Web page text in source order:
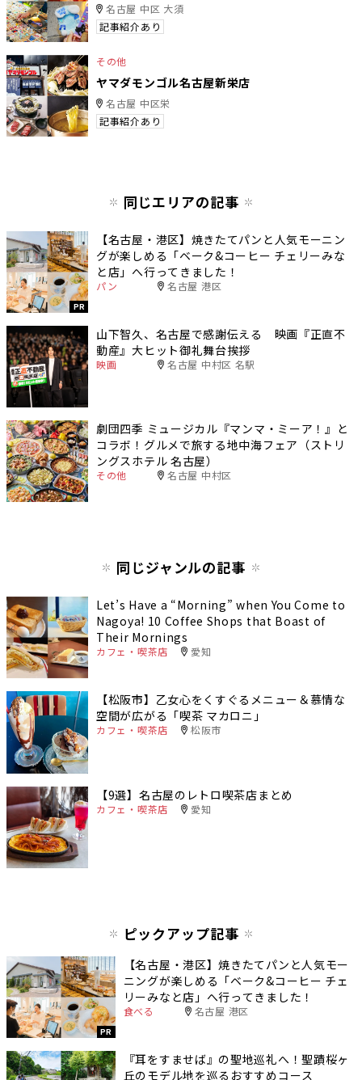
名古屋 中区 大須
記事紹介あり
その他
ヤマダモンゴル名古屋新栄店
名古屋 中区栄
記事紹介あり
同じエリアの記事
PR
【名古屋・港区】焼きたてパンと人気モーニン
グが楽しめる「ベーク&コーヒー チェリーみな
と店」へ行ってきました！
パン 名古屋 港区
山下智久、名古屋で感謝伝える 映画『正直不
動産』大ヒット御礼舞台挨拶
映画 名古屋 中村区 名駅
劇団四季 ミュージカル『マンマ・ミーア！』と
コラボ！グルメで旅する地中海フェア（ストリ
ングスホテル 名古屋）
その他 名古屋 中村区
同じジャンルの記事
Let’s Have a “Morning” when You Come to
Nagoya! 10 Coffee Shops that Boast of
Their Mornings
カフェ・喫茶店 愛知
【松阪市】乙女心をくすぐるメニュー＆慕情な
空間が広がる「喫茶 マカロニ」
カフェ・喫茶店 松阪市
【9選】名古屋のレトロ喫茶店まとめ
カフェ・喫茶店 愛知
ピックアップ記事
PR
【名古屋・港区】焼きたてパンと人気モー
ニングが楽しめる「ベーク&コーヒー チェ
リーみなと店」へ行ってきました！
食べる 名古屋 港区
『耳をすませば』の聖地巡礼へ！聖蹟桜ヶ
丘のモデル地を巡るおすすめコース